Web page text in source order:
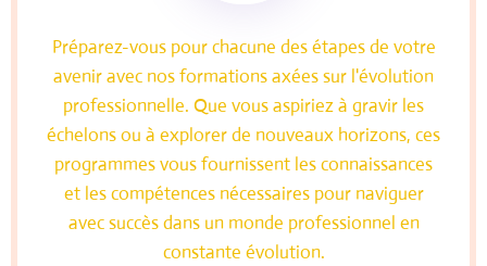
Préparez-vous pour chacune des étapes de votre
avenir avec nos formations axées sur l'évolution
professionnelle. Que vous aspiriez à gravir les
échelons ou à explorer de nouveaux horizons, ces
programmes vous fournissent les connaissances
et les compétences nécessaires pour naviguer
avec succès dans un monde professionnel en
constante évolution.